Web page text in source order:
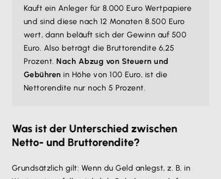
Kauft ein Anleger für 8.000 Euro Wertpapiere
und sind diese nach 12 Monaten 8.500 Euro
wert, dann beläuft sich der Gewinn auf 500
Euro. Also beträgt die Bruttorendite 6,25
Prozent. Nach Abzug von Steuern und
Gebühren in Höhe von 100 Euro, ist die
Nettorendite nur noch 5 Prozent.
Was ist der Unterschied zwischen
Netto- und Bruttorendite?
Grundsätzlich gilt: Wenn du Geld anlegst, z. B. in